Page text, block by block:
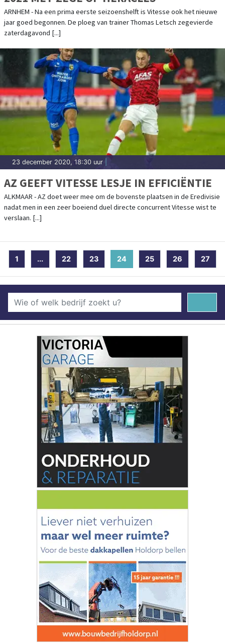
ARNHEM - Na een prima eerste seizoenshelft is Vitesse ook het nieuwe
jaar goed begonnen. De ploeg van trainer Thomas Letsch zegevierde
zaterdagavond [...]
23 december 2020, 18:30 uur
AZ GEEFT VITESSE LESJE IN EFFICIËNTIE
ALKMAAR - AZ doet weer mee om de bovenste plaatsen in de Eredivisie
nadat men in een zeer boeiend duel directe concurrent Vitesse wist te
verslaan. [...]
1 ... 22 23 24 (current)
25 26 27